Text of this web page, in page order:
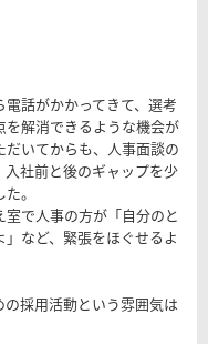
話がかかってきて、選考
解消できるような機会が
いてからも、人事面談の
社前と後のギャップを少
。
で人事の方が「自分のと
など、緊張をほぐせるよ
採用活動という雰囲気は